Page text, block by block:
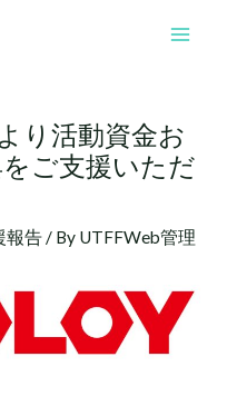
り活動資金お
ご支援いただ
報告/ By UTFFWeb管理